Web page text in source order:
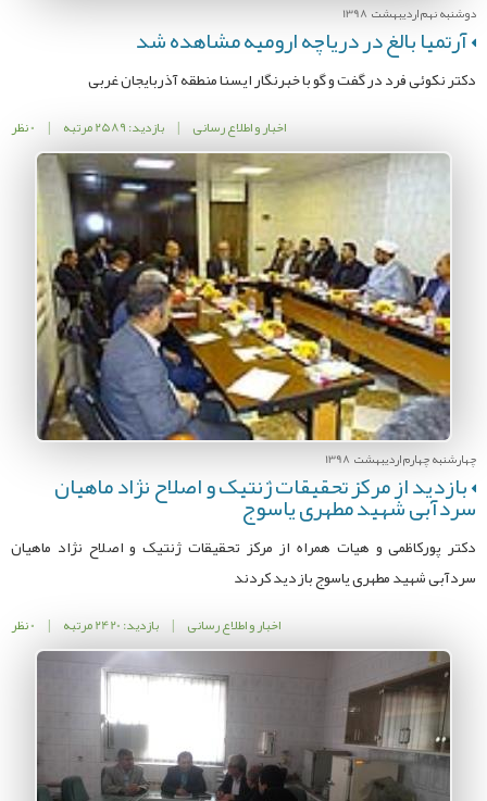
دوشنبه نهم اردیبهشت 1398
آرتمیا بالغ در دریاچه ارومیه مشاهده شد
دکتر نکوئی فرد در گفت و گو با خبرنگار ایسنا منطقه آذربایجان غربی
اخبار و اطلاع رسانی | بازدید: 2589 مرتبه | 0 نظر
چهارشنبه چهارم اردیبهشت 1398
بازدید از مرکز تحقیقات ژنتیک و اصلاح نژاد ماهیان
سردآبی شهید مطهری یاسوج
دکتر پورکاظمی و هیات همراه از مرکز تحقیقات ژنتیک و اصلاح نژاد ماهیان
سردآبی شهید مطهری یاسوج بازدید کردند
اخبار و اطلاع رسانی | بازدید: 2420 مرتبه | 0 نظر